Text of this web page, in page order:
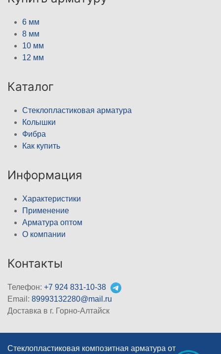
6 мм
8 мм
10 мм
12 мм
Каталог
Стеклопластиковая арматура
Колышки
Фибра
Как купить
Информация
Характеристики
Применение
Арматура оптом
О компании
Контакты
Телефон: +7 924 831-10-38
Email: 89993132280@mail.ru
Доставка в г. Горно-Алтайск
Стеклопластиковая композитная арматура от